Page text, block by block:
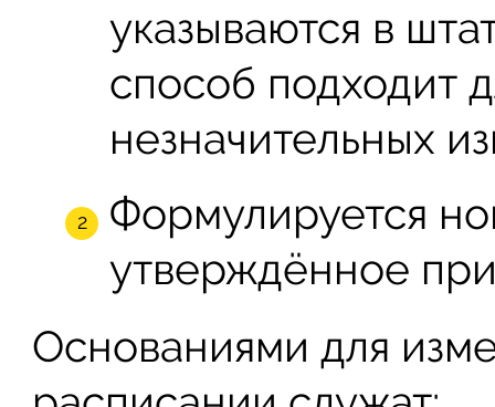
указываются в
способ подходит
незначительных
Формулируется
утверждённое
Основаниями для